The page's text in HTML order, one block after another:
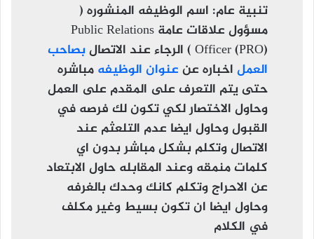
تنبية عام: اسم الوظيفه المنشوره (
مسؤول علاقات عامة Public Relations
Officer (PRO) ) الرجاء عند الاتصال
بصاحب
العمل اخباره عن عنوان الوظيفه مباشره
حتى يتم التعرف على المقدم على العمل
وحاول الاختصار لكي تكون لك فرصه في
القبول وحاول ايضا عدم التلعثم عند
الاتصال وتكلم بشكل مباشر بدون اي
كلمات منمقه وعند المقابله حاول الابتعاد
عن الاحراج وتكلم كانك وحدك بالغرفه
وحاول ايضا ان تكون بسيط وغير مكلف
في الكلام